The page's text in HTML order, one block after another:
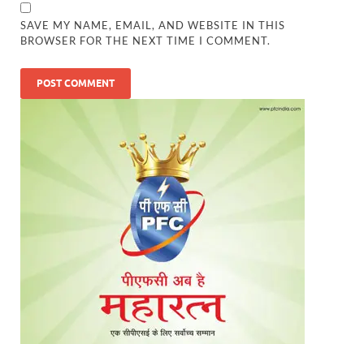
SAVE MY NAME, EMAIL, AND WEBSITE IN THIS
BROWSER FOR THE NEXT TIME I COMMENT.